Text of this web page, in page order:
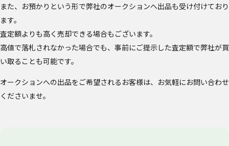
また、お預かりという形で弊社のオークションへ出品も受け付けており
ます。
査定額よりも高く売却できる場合もございます。
高値で落札されなかった場合でも、事前にご提示した査定額で弊社が買
い取ることも可能です。
オークションへの出品をご希望されるお客様は、お気軽にお問い合わせ
くださいませ。